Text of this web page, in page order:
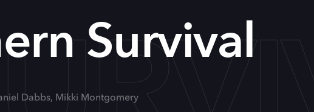
Survival
Dabbs, Mikki Montgomery